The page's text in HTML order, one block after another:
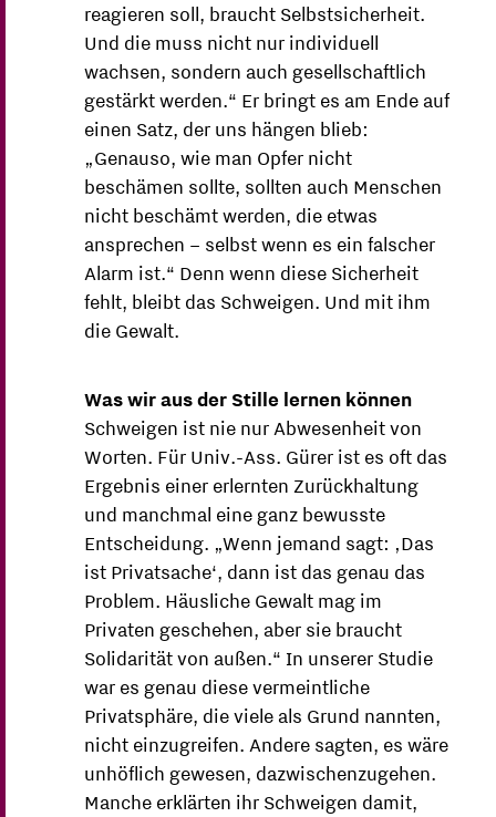
reagieren soll, braucht Selbstsicherheit.
Und die muss nicht nur individuell
wachsen, sondern auch gesellschaftlich
gestärkt werden.“ Er bringt es am Ende auf
einen Satz, der uns hängen blieb:
„Genauso, wie man Opfer nicht
beschämen sollte, sollten auch Menschen
nicht beschämt werden, die etwas
ansprechen – selbst wenn es ein falscher
Alarm ist.“ Denn wenn diese Sicherheit
fehlt, bleibt das Schweigen. Und mit ihm
die Gewalt.
Was wir aus der Stille lernen können
Schweigen ist nie nur Abwesenheit von
Worten. Für Univ.-Ass. Gürer ist es oft das
Ergebnis einer erlernten Zurückhaltung
und manchmal eine ganz bewusste
Entscheidung. „Wenn jemand sagt: ‚Das
ist Privatsache‘, dann ist das genau das
Problem. Häusliche Gewalt mag im
Privaten geschehen, aber sie braucht
Solidarität von außen.“ In unserer Studie
war es genau diese vermeintliche
Privatsphäre, die viele als Grund nannten,
nicht einzugreifen. Andere sagten, es wäre
unhöflich gewesen, dazwischenzugehen.
Manche erklärten ihr Schweigen damit,